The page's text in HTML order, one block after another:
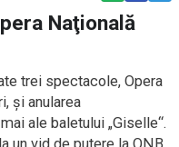
Naţională
trei spectacole, Opera
şi anularea
ale baletului „Giselle“.